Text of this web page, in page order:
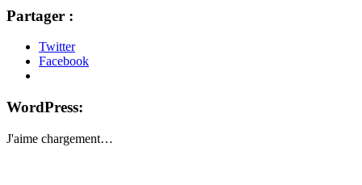
Partager :
Twitter
Facebook
WordPress:
J'aime chargement…